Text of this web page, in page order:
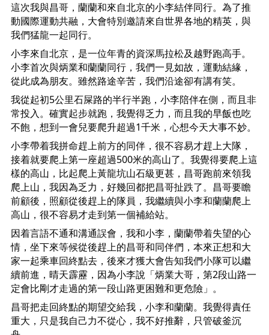
這次我與昌哥，蘭蘭和來自北京的小李結伴同行。為了推
動國際運動共融，大會特別邀請來自世界各地的精英，與
我們猛龍一起同行。
小李來自北京，是一位年青的資深馬拉松及越野跑高手。
小李首次與炳業和蘭蘭同行，我們一見如故，運動結緣，
從此成為朋友。雖然路途辛苦，我們沿途卻有講有笑。
我從起初5公里石屎路的半行半跑，小李陪伴在側，而且非
常投入。確實起步就跑，我覺得乏力，而且我的早飯也吃
不飽，想到一會兒要爬升超過1千米，心想今天大事不妙。
小李帶着我拼命趕上前方的同伴，很不容易才趕上大隊，
接着就要爬上第一座超過500米的高山了。我覺得要爬上這
樣的高山，比起爬上黃龍坑山石級更甚，昌哥跑前來領我
爬上山，我因為乏力，好幾回都把昌哥扯跌了。昌哥要瞻
前顧後，照顧從後趕上的隊員，我繼續與小李和蘭蘭爬上
高山，很不容易才走到第一個補給站。
因着言語不通和溝通誤會，我和小李，蘭蘭帶着失望的心
情，坐下來等候從後趕上的昌哥和同伴們，本來正想和大
家一起乘車回終點去，後來才獲大會告知我們小隊可以繼
續前進，晴天霹靂，因為小李說「炳業大哥，第2段山路一
定會比剛才走過的第一段山路更困難和更危險」。
昌哥把走回終點的期望交給我，小李和蘭蘭。我覺得責任
重大，只是我自己力不從心，我不好推辭，只管破釜沉